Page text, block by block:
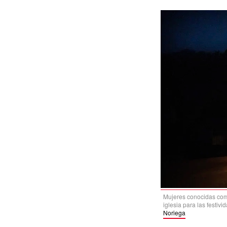
Mujeres conocidas
iglesia para las
Noriega